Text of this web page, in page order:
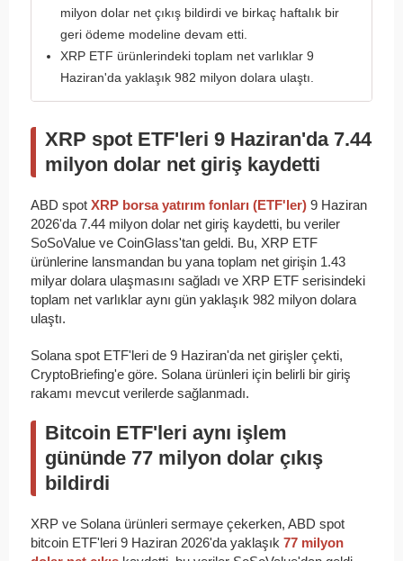
milyon dolar net çıkış bildirdi ve birkaç haftalık bir
geri ödeme modeline devam etti.
XRP ETF ürünlerindeki toplam net varlıklar 9
Haziran'da yaklaşık 982 milyon dolara ulaştı.
XRP spot ETF'leri 9 Haziran'da 7.44
milyon dolar net giriş kaydetti
ABD spot XRP borsa yatırım fonları (ETF'ler) 9 Haziran
2026'da 7.44 milyon dolar net giriş kaydetti, bu veriler
SoSoValue ve CoinGlass'tan geldi. Bu, XRP ETF
ürünlerine lansmandan bu yana toplam net girişin 1.43
milyar dolara ulaşmasını sağladı ve XRP ETF serisindeki
toplam net varlıklar aynı gün yaklaşık 982 milyon dolara
ulaştı.
Solana spot ETF'leri de 9 Haziran'da net girişler çekti,
CryptoBriefing'e göre. Solana ürünleri için belirli bir giriş
rakamı mevcut verilerde sağlanmadı.
Bitcoin ETF'leri aynı işlem
gününde 77 milyon dolar çıkış
bildirdi
XRP ve Solana ürünleri sermaye çekerken, ABD spot
bitcoin ETF'leri 9 Haziran 2026'da yaklaşık 77 milyon